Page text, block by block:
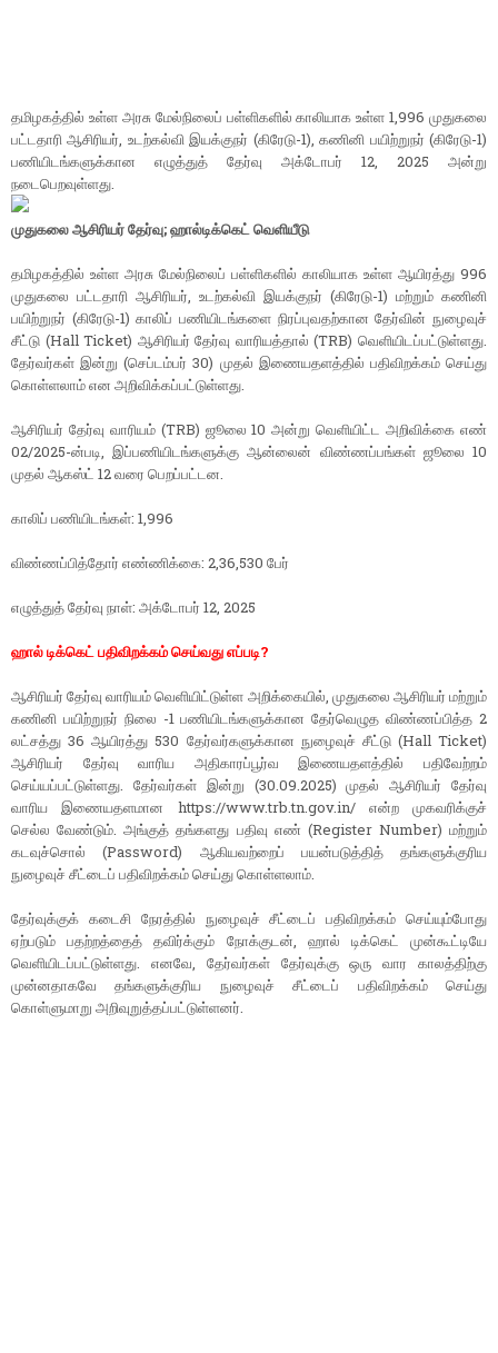
தமிழகத்தில் உள்ள அரசு மேல்நிலைப் பள்ளிகளில் காலியாக உள்ள 1,996 முதுகலை
பட்டதாரி ஆசிரியர், உடற்கல்வி இயக்குநர் (கிரேடு-1), கணினி பயிற்றுநர் (கிரேடு-1)
பணியிடங்களுக்கான எழுத்துத் தேர்வு அக்டோபர் 12, 2025 அன்று
நடைபெறவுள்ளது.
முதுகலை ஆசிரியர் தேர்வு; ஹால்டிக்கெட் வெளியீடு
தமிழகத்தில் உள்ள அரசு மேல்நிலைப் பள்ளிகளில் காலியாக உள்ள ஆயிரத்து 996
முதுகலை பட்டதாரி ஆசிரியர், உடற்கல்வி இயக்குநர் (கிரேடு-1) மற்றும் கணினி
பயிற்றுநர் (கிரேடு-1) காலிப் பணியிடங்களை நிரப்புவதற்கான தேர்வின் நுழைவுச்
சீட்டு (Hall Ticket) ஆசிரியர் தேர்வு வாரியத்தால் (TRB) வெளியிடப்பட்டுள்ளது.
தேர்வர்கள் இன்று (செப்டம்பர் 30) முதல் இணையதளத்தில் பதிவிறக்கம் செய்து
கொள்ளலாம் என அறிவிக்கப்பட்டுள்ளது.
ஆசிரியர் தேர்வு வாரியம் (TRB) ஜூலை 10 அன்று வெளியிட்ட அறிவிக்கை எண்
02/2025-ன்படி, இப்பணியிடங்களுக்கு ஆன்லைன் விண்ணப்பங்கள் ஜூலை 10
முதல் ஆகஸ்ட் 12 வரை பெறப்பட்டன.
காலிப் பணியிடங்கள்: 1,996
விண்ணப்பித்தோர் எண்ணிக்கை: 2,36,530 பேர்
எழுத்துத் தேர்வு நாள்: அக்டோபர் 12, 2025
ஹால் டிக்கெட் பதிவிறக்கம் செய்வது எப்படி?
ஆசிரியர் தேர்வு வாரியம் வெளியிட்டுள்ள அறிக்கையில், முதுகலை ஆசிரியர் மற்றும்
கணினி பயிற்றுநர் நிலை -1 பணியிடங்களுக்கான தேர்வெழுத விண்ணப்பித்த 2
லட்சத்து 36 ஆயிரத்து 530 தேர்வர்களுக்கான நுழைவுச் சீட்டு (Hall Ticket)
ஆசிரியர் தேர்வு வாரிய அதிகாரப்பூர்வ இணையதளத்தில் பதிவேற்றம்
செய்யப்பட்டுள்ளது. தேர்வர்கள் இன்று (30.09.2025) முதல் ஆசிரியர் தேர்வு
வாரிய இணையதளமான https://www.trb.tn.gov.in/ என்ற முகவரிக்குச்
செல்ல வேண்டும். அங்குத் தங்களது பதிவு எண் (Register Number) மற்றும்
கடவுச்சொல் (Password) ஆகியவற்றைப் பயன்படுத்தித் தங்களுக்குரிய
நுழைவுச் சீட்டைப் பதிவிறக்கம் செய்து கொள்ளலாம்.
தேர்வுக்குக் கடைசி நேரத்தில் நுழைவுச் சீட்டைப் பதிவிறக்கம் செய்யும்போது
ஏற்படும் பதற்றத்தைத் தவிர்க்கும் நோக்குடன், ஹால் டிக்கெட் முன்கூட்டியே
வெளியிடப்பட்டுள்ளது. எனவே, தேர்வர்கள் தேர்வுக்கு ஒரு வார காலத்திற்கு
முன்னதாகவே தங்களுக்குரிய நுழைவுச் சீட்டைப் பதிவிறக்கம் செய்து
கொள்ளுமாறு அறிவுறுத்தப்பட்டுள்ளனர்.